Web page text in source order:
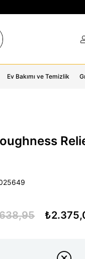
Ev Bakımı ve Temizlik